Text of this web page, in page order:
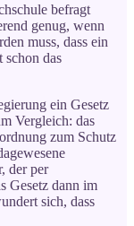
befragt
genug, wenn
muss, dass ein
schon das
ein Gesetz
Vergleich: das
zum Schutz
der per
Gesetz dann im
sich, dass